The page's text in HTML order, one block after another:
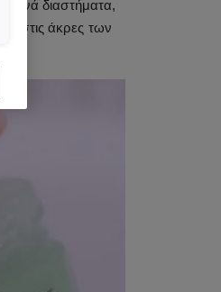
ανά διαστήματα,
στις άκρες των